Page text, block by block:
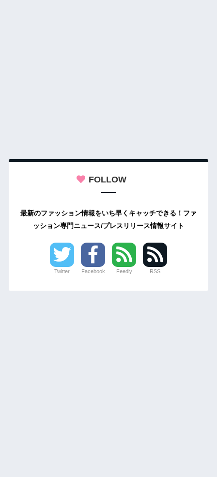
FOLLOW
最新のファッション情報をいち早くキャッチできる！ファ
ッション専門ニュース/プレスリリース情報サイト
Twitter Facebook Feedly RSS